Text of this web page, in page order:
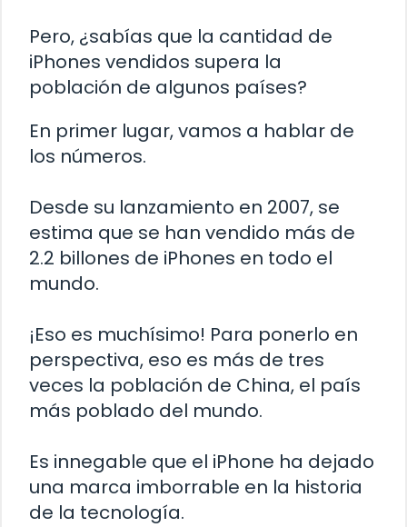
Pero, ¿sabías que la cantidad de
iPhones vendidos supera la
población de algunos países?
En primer lugar, vamos a hablar de
los números.
Desde su lanzamiento en 2007, se
estima que se han vendido más de
2.2 billones de iPhones en todo el
mundo.
¡Eso es muchísimo! Para ponerlo en
perspectiva, eso es más de tres
veces la población de China, el país
más poblado del mundo.
Es innegable que el iPhone ha dejado
una marca imborrable en la historia
de la tecnología.